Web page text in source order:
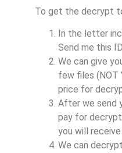
To get the decrypt
In the letter
Send me this
We can give
few files (NOT
price for
After we send
pay for
you will
We can